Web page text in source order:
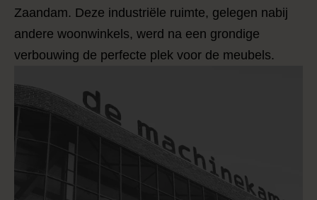
Zaandam. Deze industriële ruimte, gelegen nabij
andere woonwinkels, werd na een grondige
verbouwing de perfecte plek voor de meubels.